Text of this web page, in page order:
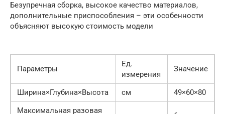
Безупречная сборка, высокое качество материалов,
дополнительные приспособления – эти особенности
объясняют высокую стоимость модели
Параметры
Ед.
измерения
Значение
Ширина×Глубина×Высота см
49×60×80
Максимальная разовая